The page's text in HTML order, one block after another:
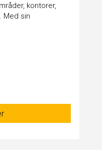
kontorer,
Med sin